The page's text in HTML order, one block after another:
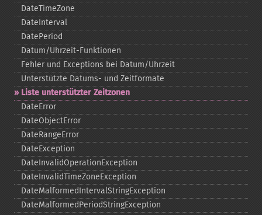
DateTimeZone
DateInterval
DatePeriod
Datum/Uhrzeit-​Funktionen
Fehler und Exceptions bei Datum/Uhrzeit
Unterstützte Datums-​ und Zeitformate
Liste unterstützter Zeitzonen
DateError
DateObjectError
DateRangeError
DateException
DateInvalidOperationException
DateInvalidTimeZoneException
DateMalformedIntervalStringException
DateMalformedPeriodStringException